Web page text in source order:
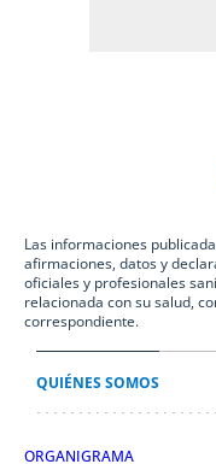
Las informaciones
afirmaciones, datos y
oficiales y profesionales
relacionada con su salud,
correspondiente.
QUIÉNES SOMOS
ORGANIGRAMA